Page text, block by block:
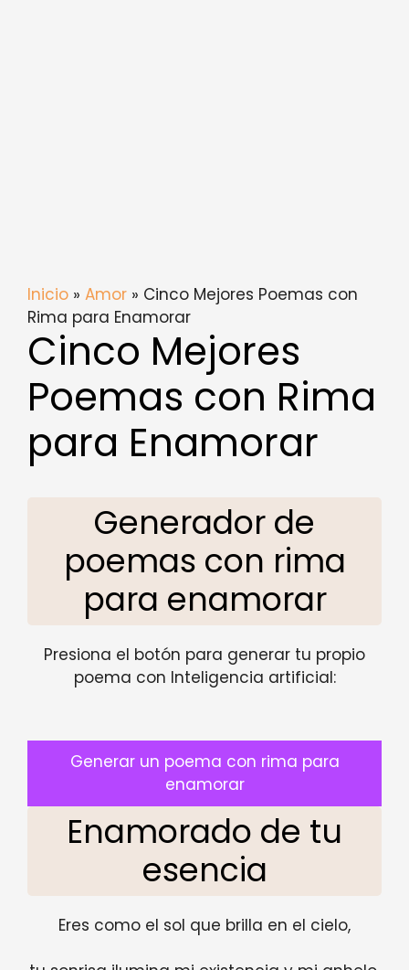
Inicio » Amor » Cinco Mejores Poemas con
Rima para Enamorar
Cinco Mejores
Poemas con Rima
para Enamorar
Generador de
poemas con rima
para enamorar
Presiona el botón para generar tu propio
poema con Inteligencia artificial:
Generar un poema con rima para
enamorar
Enamorado de tu
esencia
Eres como el sol que brilla en el cielo,